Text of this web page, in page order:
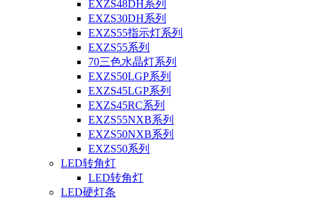
EXZS48DH系列
EXZS30DH系列
EXZS55指示灯系列
EXZS55系列
70三色水晶灯系列
EXZS50LGP系列
EXZS45LGP系列
EXZS45RC系列
EXZS55NXB系列
EXZS50NXB系列
EXZS50系列
LED转角灯
LED转角灯
LED硬灯条